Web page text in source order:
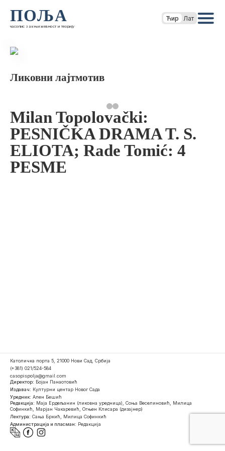
ПОЉА
часопис за књижевност и теорију
Ћир Лат
Ликовни лајтмотив
Milan Topolovački:
PESNIČKA DRAMA T. S.
ELIOTA; Rade Tomić: 4
PESME
Католичка порта 5, 21000 Нови Сад, Србија
(+381) 021/524-584
casopispolja@gmail.com
Директор: Бојан Панаотовић
Издавач: Културни центар Новог Сада
Уредник: Ален Бешић
Редакција: Маја Ердељанин (ликовна уредница), Соња Веселиновић, Милица
Софинкић, Марјан Чакаревић, Огњен Клисара (дизајнер)
Лектура: Сања Бркић, Милица Софинкић
Администрација и пласман: Редакција